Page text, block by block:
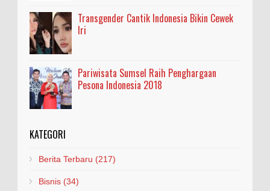
Transgender Cantik Indonesia Bikin Cewek
Iri
Pariwisata Sumsel Raih Penghargaan
Pesona Indonesia 2018
KATEGORI
Berita Terbaru (217)
Bisnis (34)